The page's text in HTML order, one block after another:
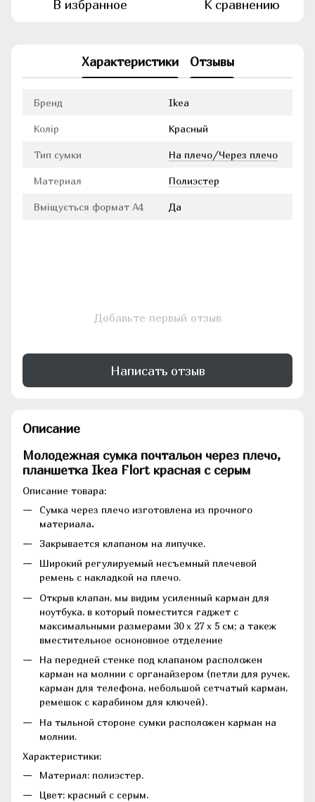
В избранное К сравнению
Характеристики Отзывы
Бренд Ikea
Колір Красный
Тип сумки На плечо/Через плечо
Материал Полиэстер
Вміщується формат А4 Да
Добавьте первый отзыв
Написать отзыв
Описание
Молодежная сумка почтальон через плечо,
планшетка Ikea Flort красная с серым
Описание товара:
Сумка через плечо изготовлена из прочного
материала.
Закрывается клапаном на липучке.
Широкий регулируемый несъемный плечевой
ремень с накладкой на плечо.
Открыв клапан, мы видим усиленный карман для
ноутбука, в который поместится гаджет с
максимальными размерами 30 х 27 х 5 см; а такеж
вместительное осноновное отделение
На передней стенке под клапаном расположен
карман на молнии с органайзером (петли для ручек,
карман для телефона, небольшой сетчатый карман,
ремешок с карабином для ключей).
На тыльной стороне сумки расположен карман на
молнии.
Характеристики:
Материал: полиэстер.
Цвет: красный с серым.